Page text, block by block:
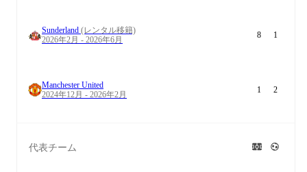
Sunderland (レンタル移籍)
2026年2月 - 2026年6月
8 1
Manchester United
2024年12月 - 2026年2月
1 2
代表チーム